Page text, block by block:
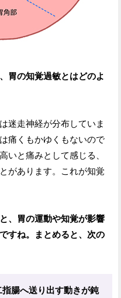
胃の知覚過敏とはどのよ
迷走神経が分布していま
痛くもかゆくもないので
いと痛みとして感じる、
があります。これが知覚
、胃の運動や知覚が影響
すね。まとめると、次の
腸へ送り出す動きが鈍